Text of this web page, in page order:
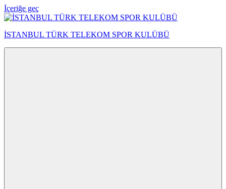
İçeriğe geç
İSTANBUL TÜRK TELEKOM SPOR KULÜBÜ